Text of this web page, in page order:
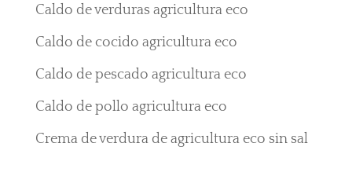
Caldo de verduras agricultura eco
Caldo de cocido agricultura eco
Caldo de pescado agricultura eco
Caldo de pollo agricultura eco
Crema de verdura de agricultura eco sin sal